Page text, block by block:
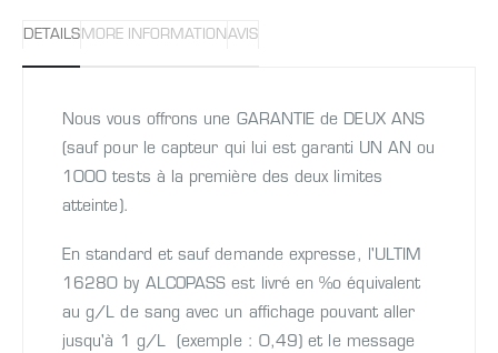
DETAILS MORE INFORMATION AVIS
Nous vous offrons une GARANTIE de DEUX ANS
(sauf pour le capteur qui lui est garanti UN AN ou
1000 tests à la première des deux limites
atteinte).
En standard et sauf demande expresse, l'ULTIM
16280 by ALCOPASS est livré en %o équivalent
au g/L de sang avec un affichage pouvant aller
jusqu'à 1 g/L (exemple : 0,49) et le message